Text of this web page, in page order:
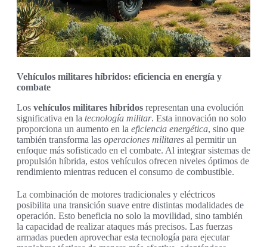
Vehículos militares híbridos: eficiencia en energía y
combate
Los vehículos militares híbridos representan una evolución
significativa en la tecnología militar. Esta innovación no solo
proporciona un aumento en la eficiencia energética, sino que
también transforma las operaciones militares al permitir un
enfoque más sofisticado en el combate. Al integrar sistemas de
propulsión híbrida, estos vehículos ofrecen niveles óptimos de
rendimiento mientras reducen el consumo de combustible.
La combinación de motores tradicionales y eléctricos
posibilita una transición suave entre distintas modalidades de
operación. Esto beneficia no solo la movilidad, sino también
la capacidad de realizar ataques más precisos. Las fuerzas
armadas pueden aprovechar esta tecnología para ejecutar